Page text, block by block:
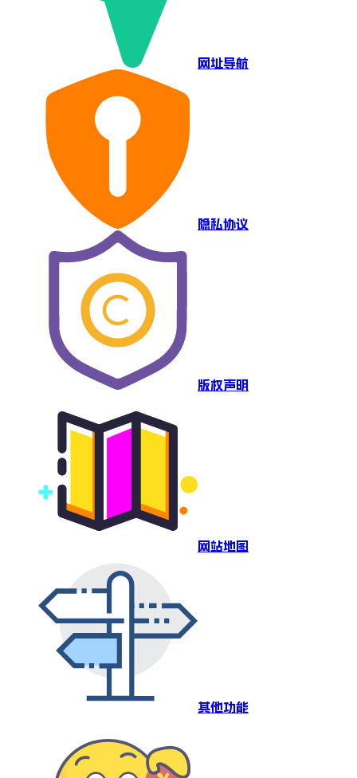
网址导航
隐私协议
版权声明
网站地图
其他功能